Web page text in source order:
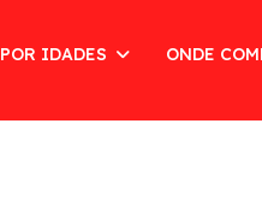
POR IDADES ONDE